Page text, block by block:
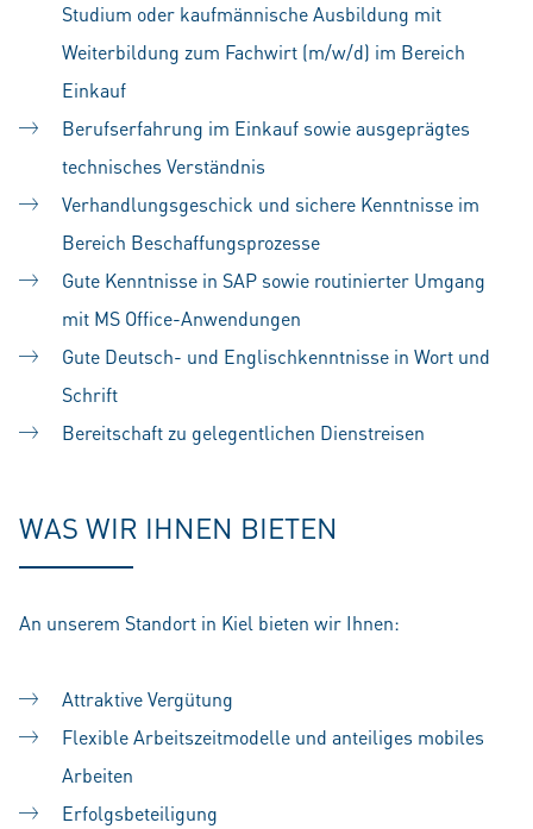
Studium oder kaufmännische Ausbildung mit
Weiterbildung zum Fachwirt (m/w/d) im Bereich
Einkauf
Berufserfahrung im Einkauf sowie ausgeprägtes
technisches Verständnis
Verhandlungsgeschick und sichere Kenntnisse im
Bereich Beschaffungsprozesse
Gute Kenntnisse in SAP sowie routinierter Umgang
mit MS Office-Anwendungen
Gute Deutsch- und Englischkenntnisse in Wort und
Schrift
Bereitschaft zu gelegentlichen Dienstreisen
WAS WIR IHNEN BIETEN
An unserem Standort in Kiel bieten wir Ihnen:
Attraktive Vergütung
Flexible Arbeitszeitmodelle und anteiliges mobiles
Arbeiten
Erfolgsbeteiligung